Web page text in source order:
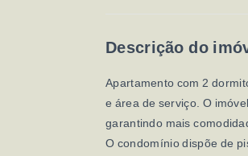
Descrição do
Apartamento com 2
e área de serviço. O
garantindo mais
O condomínio dispõe de